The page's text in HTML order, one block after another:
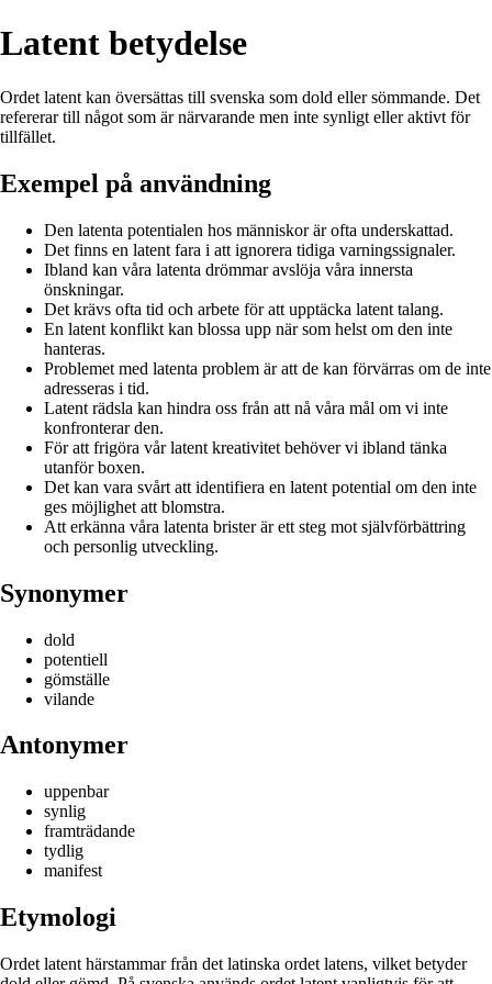
Latent betydelse
Ordet latent kan översättas till svenska som dold eller sömmande. Det
refererar till något som är närvarande men inte synligt eller aktivt för
tillfället.
Exempel på användning
Den latenta potentialen hos människor är ofta underskattad.
Det finns en latent fara i att ignorera tidiga varningssignaler.
Ibland kan våra latenta drömmar avslöja våra innersta
önskningar.
Det krävs ofta tid och arbete för att upptäcka latent talang.
En latent konflikt kan blossa upp när som helst om den inte
hanteras.
Problemet med latenta problem är att de kan förvärras om de inte
adresseras i tid.
Latent rädsla kan hindra oss från att nå våra mål om vi inte
konfronterar den.
För att frigöra vår latent kreativitet behöver vi ibland tänka
utanför boxen.
Det kan vara svårt att identifiera en latent potential om den inte
ges möjlighet att blomstra.
Att erkänna våra latenta brister är ett steg mot självförbättring
och personlig utveckling.
Synonymer
dold
potentiell
gömställe
vilande
Antonymer
uppenbar
synlig
framträdande
tydlig
manifest
Etymologi
Ordet latent härstammar från det latinska ordet latens, vilket betyder